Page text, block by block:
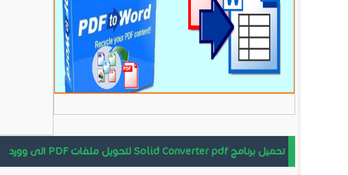
تحميل برنامج Solid Converter pdf لتحويل ملفات PDF الى وورد